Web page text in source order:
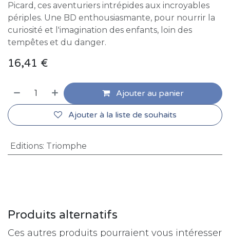
Picard, ces aventuriers intrépides aux incroyables
périples. Une BD enthousiasmante, pour nourrir la
curiosité et l'imagination des enfants, loin des
tempêtes et du danger.
16,41 €
Ajouter au panier
Ajouter à la liste de souhaits
Editions: Triomphe
Produits alternatifs
Ces autres produits pourraient vous intéresser